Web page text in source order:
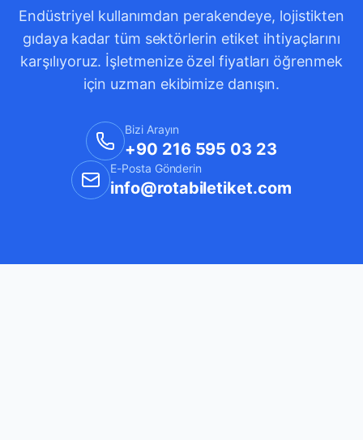
Endüstriyel kullanımdan perakendeye, lojistikten
gıdaya kadar tüm sektörlerin etiket ihtiyaçlarını
karşılıyoruz. İşletmenize özel fiyatları öğrenmek
için uzman ekibimize danışın.
Bizi Arayın
+90 216 595 03 23
E-Posta Gönderin
info@rotabiletiket.com